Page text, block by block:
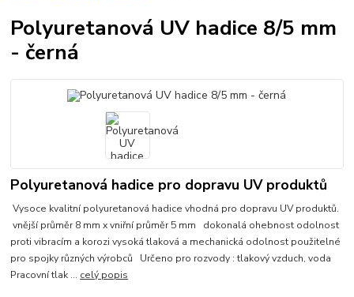
Polyuretanová UV hadice 8/5 mm
- černá
Polyuretanová hadice pro dopravu UV produktů
Vysoce kvalitní polyuretanová hadice vhodná pro dopravu UV produktů.
vnější průměr 8 mm x vniřní průměr 5 mm dokonalá ohebnost odolnost
proti vibracím a korozi vysoká tlaková a mechanická odolnost použitelné
pro spojky různých výrobců Určeno pro rozvody : tlakový vzduch, voda
Pracovní tlak ... celý popis